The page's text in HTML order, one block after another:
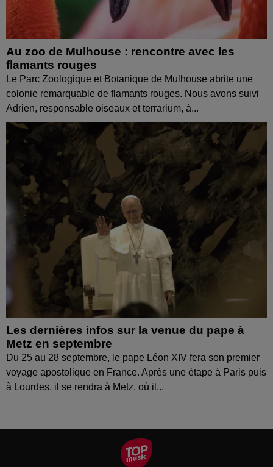
Au zoo de Mulhouse : rencontre avec les
flamants rouges
Le Parc Zoologique et Botanique de Mulhouse abrite une
colonie remarquable de flamants rouges. Nous avons suivi
Adrien, responsable oiseaux et terrarium, à...
Les dernières infos sur la venue du pape à
Metz en septembre
Du 25 au 28 septembre, le pape Léon XIV fera son premier
voyage apostolique en France. Après une étape à Paris puis
à Lourdes, il se rendra à Metz, où il...